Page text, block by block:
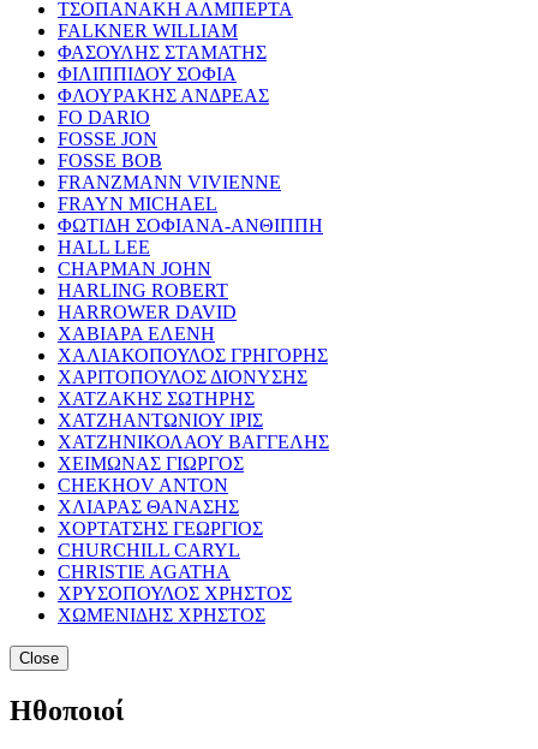
ΤΣΟΠΑΝΑΚΗ ΑΛΜΠΕΡΤΑ
FALKNER WILLIAM
ΦΑΣΟΥΛΗΣ ΣΤΑΜΑΤΗΣ
ΦΙΛΙΠΠΙΔΟΥ ΣΟΦΙΑ
ΦΛΟΥΡΑΚΗΣ ΑΝΔΡΕΑΣ
FO DARIO
FOSSE JON
FOSSE BOB
FRANZMANN VIVIENNE
FRAYN MICHAEL
ΦΩΤΙΔΗ ΣΟΦΙΑΝΑ-ΑΝΘΙΠΠΗ
HALL LEE
CHAPMAN JOHN
HARLING ROBERT
HARROWER DAVID
ΧΑΒΙΑΡΑ ΕΛΕΝΗ
ΧΑΛΙΑΚΟΠΟΥΛΟΣ ΓΡΗΓΟΡΗΣ
ΧΑΡΙΤΟΠΟΥΛΟΣ ΔΙΟΝΥΣΗΣ
ΧΑΤΖΑΚΗΣ ΣΩΤΗΡΗΣ
ΧΑΤΖΗΑΝΤΩΝΙΟΥ ΙΡΙΣ
ΧΑΤΖΗΝΙΚΟΛΑΟΥ ΒΑΓΓΕΛΗΣ
ΧΕΙΜΩΝΑΣ ΓΙΩΡΓΟΣ
CHEKHOV ANTON
ΧΛΙΑΡΑΣ ΘΑΝΑΣΗΣ
ΧΟΡΤΑΤΣΗΣ ΓΕΩΡΓΙΟΣ
CHURCHILL CARYL
CHRISTIE AGATHA
ΧΡΥΣΟΠΟΥΛΟΣ ΧΡΗΣΤΟΣ
ΧΩΜΕΝΙΔΗΣ ΧΡΗΣΤΟΣ
Close
Ηθοποιοί